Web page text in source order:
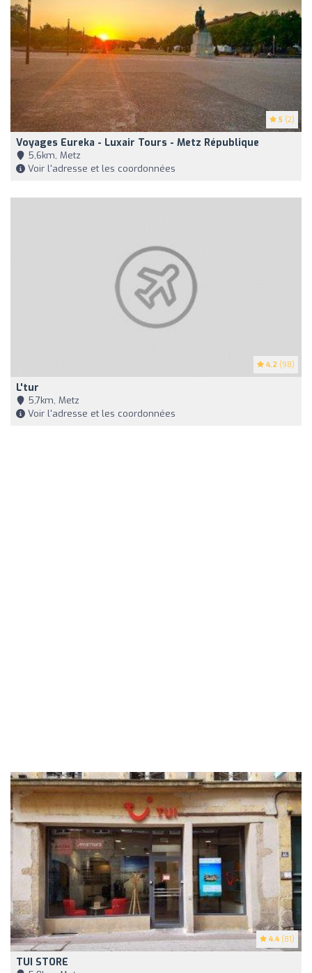
5 (2)
Voyages Eureka - Luxair Tours - Metz République
5,6km, Metz
Voir l'adresse et les coordonnées
4.2 (98)
L'tur
5,7km, Metz
Voir l'adresse et les coordonnées
4.4 (81)
TUI STORE